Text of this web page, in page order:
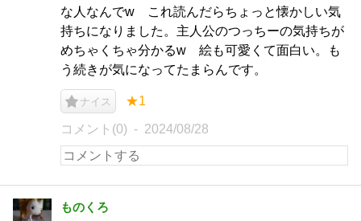
な人なんでw これ読んだらちょっと懐かしい気
持ちになりました。主人公のつっちーの気持ちが
めちゃくちゃ分かるw 絵も可愛くて面白い。も
う続きが気になってたまらんです。
ナイス ★1
コメント(0) 2024/08/28
ものくろ